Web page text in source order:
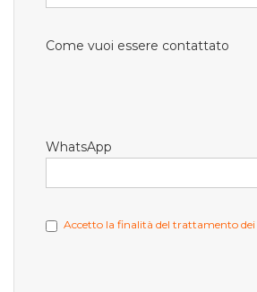
Come vuoi essere contattato
WhatsApp
Accetto la finalità del trattamento dei